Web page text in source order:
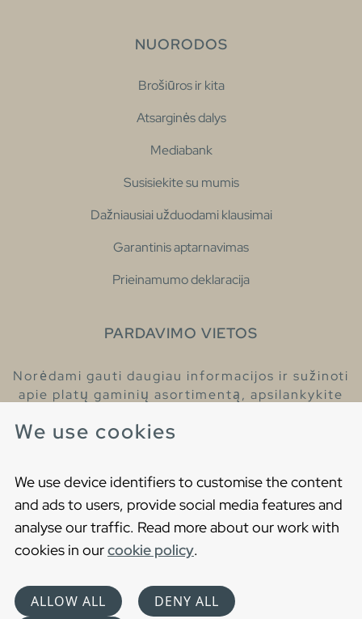
We use cookies
We use device identifiers to customise the content
and ads to users, provide social media features and
analyse our traffic. Read more about our work with
cookies in ourcookie policy.
ALLOW ALL DENY ALL
NUORODOS
Brošiūros ir kita
Atsarginės dalys
Mediabank
Susisiekite su mumis
Dažniausiai užduodami klausimai
Garantinis aptarnavimas
Prieinamumo deklaracija
PARDAVIMO VIETOS
Norėdami gauti daugiau informacijos ir sužinoti
apie platų gaminių asortimentą, apsilankykite
Cookies
Privatumo politika